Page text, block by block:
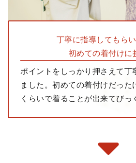
丁寧に指導して もら
初めての着付けに
ポイントをしっかり押さえて丁
ました。初めての着付けだった
くらいで着ることが出来てびっ